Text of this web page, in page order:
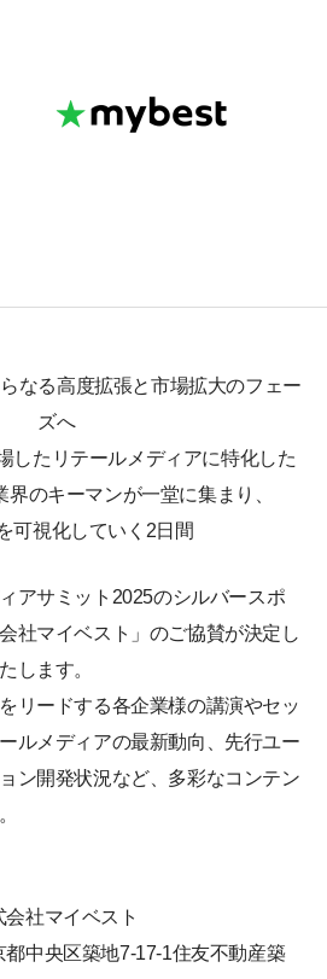
なる高度拡張と市場拡大のフェー
ズへ
したリテールメディアに特化した
界のキーマンが一堂に集まり、
可視化していく2日間
アサミット2025のシルバースポ
社マイベスト」のご協賛が決定し
します。
リードする各企業様の講演やセッ
ルメディアの最新動向、先行ユー
ン開発状況など、多彩なコンテン
社マイベスト
中央区築地7-17-1住友不動産築